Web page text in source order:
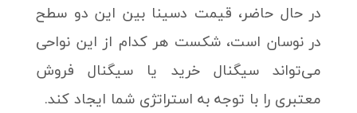
در حال حاضر، قیمت دسینا بین این دو سطح
در نوسان است، شکست هر کدام از این نواحی
می‌تواند سیگنال خرید یا سیگنال فروش
معتبری را با توجه به استراتژی شما ایجاد کند.